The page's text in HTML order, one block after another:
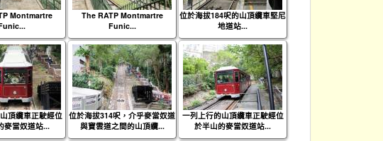
Montmartre
The RATP Montmartre
Funic...
位於海拔184呎的山頂纜車堅尼
地道站...
頂纜車正駛經位
麥當奴道站...
位於海拔314呎，介乎麥當奴道
與寶雲道之間的山頂纜...
一列上行的山頂纜車正駛經位
於半山的麥當奴道站...